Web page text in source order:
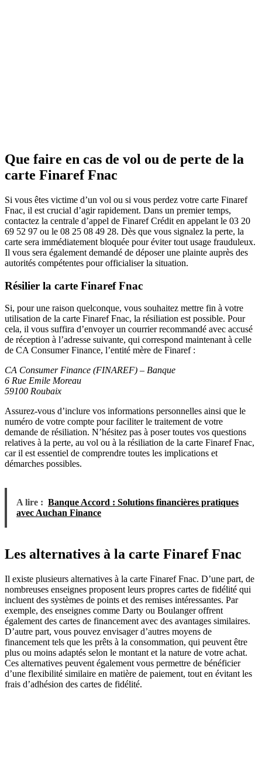
Que faire en cas de vol ou de perte de la
carte Finaref Fnac
Si vous êtes victime d’un vol ou si vous perdez votre carte Finaref
Fnac, il est crucial d’agir rapidement. Dans un premier temps,
contactez la centrale d’appel de Finaref Crédit en appelant le 03 20
69 52 97 ou le 08 25 08 49 28. Dès que vous signalez la perte, la
carte sera immédiatement bloquée pour éviter tout usage frauduleux.
Il vous sera également demandé de déposer une plainte auprès des
autorités compétentes pour officialiser la situation.
Résilier la carte Finaref Fnac
Si, pour une raison quelconque, vous souhaitez mettre fin à votre
utilisation de la carte Finaref Fnac, la résiliation est possible. Pour
cela, il vous suffira d’envoyer un courrier recommandé avec accusé
de réception à l’adresse suivante, qui correspond maintenant à celle
de CA Consumer Finance, l’entité mère de Finaref :
CA Consumer Finance (FINAREF) – Banque
6 Rue Emile Moreau
59100 Roubaix
Assurez-vous d’inclure vos informations personnelles ainsi que le
numéro de votre compte pour faciliter le traitement de votre
demande de résiliation. N’hésitez pas à poser toutes vos questions
relatives à la perte, au vol ou à la résiliation de la carte Finaref Fnac,
car il est essentiel de comprendre toutes les implications et
démarches possibles.
A lire : Banque Accord : Solutions financières pratiques
avec Auchan Finance
Les alternatives à la carte Finaref Fnac
Il existe plusieurs alternatives à la carte Finaref Fnac. D’une part, de
nombreuses enseignes proposent leurs propres cartes de fidélité qui
incluent des systèmes de points et des remises intéressantes. Par
exemple, des enseignes comme Darty ou Boulanger offrent
également des cartes de financement avec des avantages similaires.
D’autre part, vous pouvez envisager d’autres moyens de
financement tels que les prêts à la consommation, qui peuvent être
plus ou moins adaptés selon le montant et la nature de votre achat.
Ces alternatives peuvent également vous permettre de bénéficier
d’une flexibilité similaire en matière de paiement, tout en évitant les
frais d’adhésion des cartes de fidélité.